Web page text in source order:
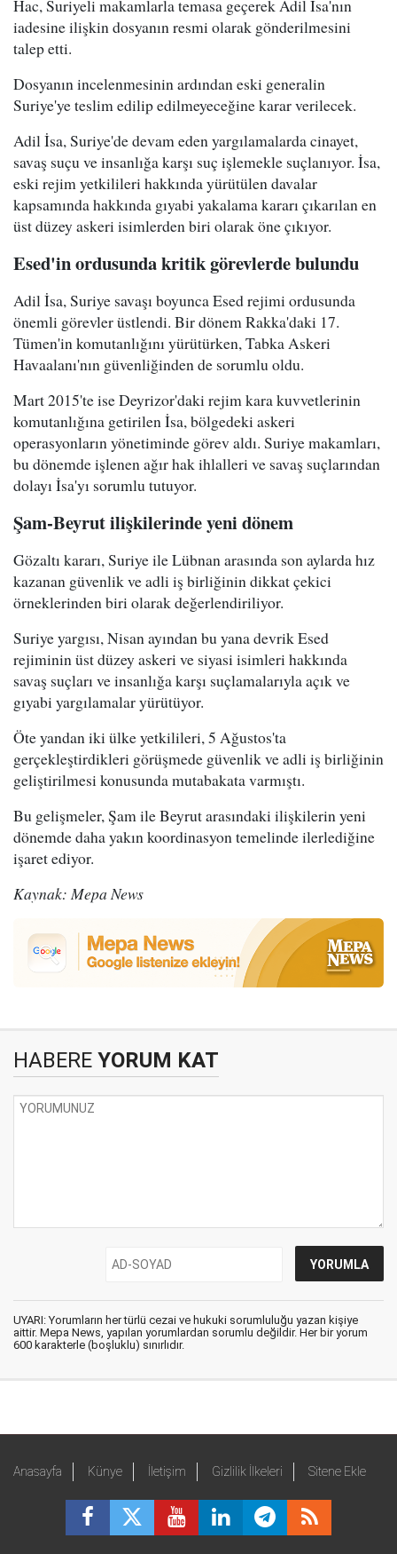
Hac, Suriyeli makamlarla temasa geçerek Adil İsa'nın
iadesine ilişkin dosyanın resmi olarak gönderilmesini
talep etti.
Dosyanın incelenmesinin ardından eski generalin
Suriye'ye teslim edilip edilmeyeceğine karar verilecek.
Adil İsa, Suriye'de devam eden yargılamalarda cinayet,
savaş suçu ve insanlığa karşı suç işlemekle suçlanıyor. İsa,
eski rejim yetkilileri hakkında yürütülen davalar
kapsamında hakkında gıyabi yakalama kararı çıkarılan en
üst düzey askeri isimlerden biri olarak öne çıkıyor.
Esed'in ordusunda kritik görevlerde bulundu
Adil İsa, Suriye savaşı boyunca Esed rejimi ordusunda
önemli görevler üstlendi. Bir dönem Rakka'daki 17.
Tümen'in komutanlığını yürütürken, Tabka Askeri
Havaalanı'nın güvenliğinden de sorumlu oldu.
Mart 2015'te ise Deyrizor'daki rejim kara kuvvetlerinin
komutanlığına getirilen İsa, bölgedeki askeri
operasyonların yönetiminde görev aldı. Suriye makamları,
bu dönemde işlenen ağır hak ihlalleri ve savaş suçlarından
dolayı İsa'yı sorumlu tutuyor.
Şam-Beyrut ilişkilerinde yeni dönem
Gözaltı kararı, Suriye ile Lübnan arasında son aylarda hız
kazanan güvenlik ve adli iş birliğinin dikkat çekici
örneklerinden biri olarak değerlendiriliyor.
Suriye yargısı, Nisan ayından bu yana devrik Esed
rejiminin üst düzey askeri ve siyasi isimleri hakkında
savaş suçları ve insanlığa karşı suçlamalarıyla açık ve
gıyabi yargılamalar yürütüyor.
Öte yandan iki ülke yetkilileri, 5 Ağustos'ta
gerçekleştirdikleri görüşmede güvenlik ve adli iş birliğinin
geliştirilmesi konusunda mutabakata varmıştı.
Bu gelişmeler, Şam ile Beyrut arasındaki ilişkilerin yeni
dönemde daha yakın koordinasyon temelinde ilerlediğine
işaret ediyor.
Kaynak: Mepa News
HABERE YORUM KAT
UYARI: Yorumların her türlü cezai ve hukuki sorumluluğu yazan kişiye
aittir. Mepa News, yapılan yorumlardan sorumlu değildir. Her bir yorum
600 karakterle (boşluklu) sınırlıdır.
Anasayfa Künye İletişim Gizlilik İlkeleri Sitene Ekle